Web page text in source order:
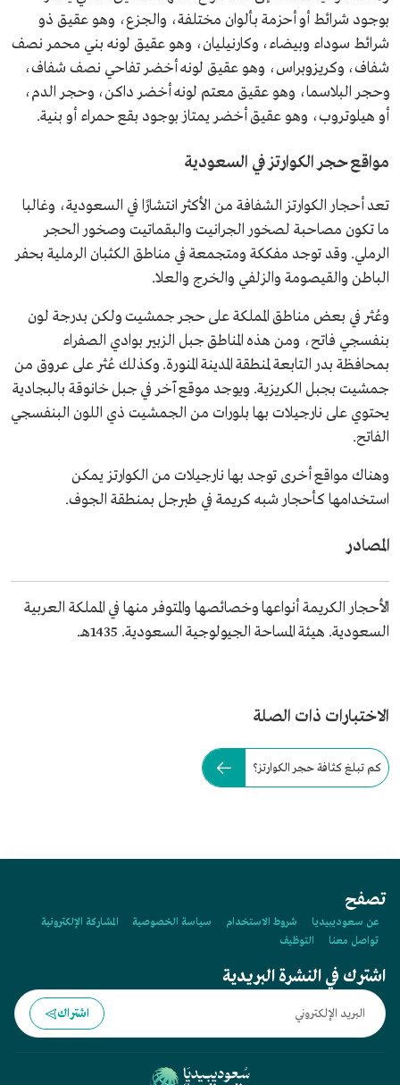
بوجود شرائط أو أحزمة بألوان مختلفة، والجزع، وهو عقيق ذو
شرائط سوداء وبيضاء، وكارنيليان، وهو عقيق لونه بني محمر نصف
شفاف، وكريزوبراس، وهو عقيق لونه أخضر تفاحي نصف شفاف،
وحجر البلاسما، وهو عقيق معتم لونه أخضر داكن، وحجر الدم،
أو هيلوتروب، وهو عقيق أخضر يمتاز بوجود بقع حمراء أو بنية.
مواقع حجر الكوارتز في السعودية
تعد أحجار الكوارتز الشفافة من الأكثر انتشارًا في السعودية، وغالبا
ما تكون مصاحبة لصخور الجرانيت والبقماتيت وصخور الحجر
الرملي. وقد توجد مفككة ومتجمعة في مناطق الكثبان الرملية بحفر
الباطن والقيصومة والزلفي والخرج والعلا.
وعُثر في بعض مناطق المملكة على حجر جمشيت ولكن بدرجة لون
بنفسجي فاتح، ومن هذه المناطق جبل الزبير بوادي الصفراء
بمحافظة بدر التابعة لمنطقة المدينة المنورة. وكذلك عُثر على عروق من
جمشيت بجبل الكريزية. ويوجد موقع آخر في جبل خانوقة بالبجادية
يحتوي على نارجيلات بها بلورات من الجمشيت ذي اللون البنفسجي
الفاتح.
وهناك مواقع أخرى توجد بها نارجيلات من الكوارتز يمكن
استخدامها كأحجار شبه كريمة في طبرجل بمنطقة الجوف.
المصادر
الأحجار الكريمة أنواعها وخصائصها والمتوفر منها في المملكة العربية
السعودية. هيئة المساحة الجيولوجية السعودية. 1435هـ.
الاختبارات ذات الصلة
كم تبلغ كثافة حجر الكوارتز؟
تصفح
عن سعوديبيديا شروط الاستخدام سياسة الخصوصية
المشاركة الإلكترونية
تواصل معنا
التوظيف
اشترك في النشرة البريدية
اشتراك